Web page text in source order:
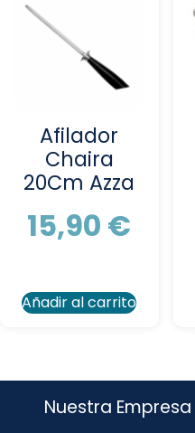
Afilador
Chaira
20Cm Azza
15,90 €
Añadir al carrito
Nuestra Empresa